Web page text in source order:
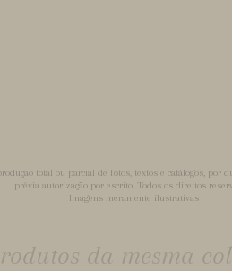
total ou parcial de fotos, textos e catálogos, por
prévia autorização por escrito. Todos os direitos
Imagens meramente ilustrativas
da mesma